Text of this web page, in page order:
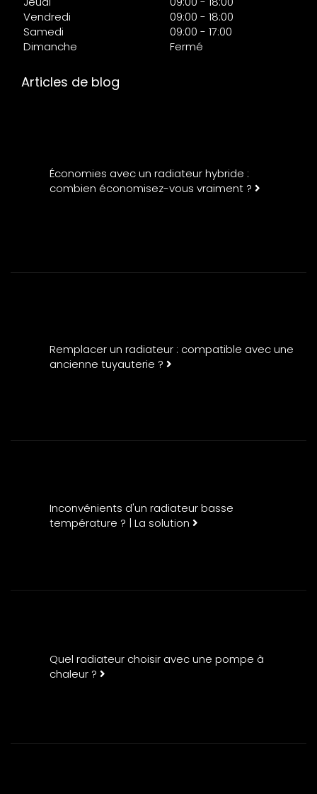
Vendredi
09:00 - 18:00
Samedi
09:00 - 17:00
Dimanche
Fermé
Articles de blog
Économies avec un radiateur hybride :
combien économisez-vous vraiment ?
Remplacer un radiateur : compatible avec une
ancienne tuyauterie ?
Inconvénients d'un radiateur basse
température ? | La solution
Quel radiateur choisir avec une pompe à
chaleur ?